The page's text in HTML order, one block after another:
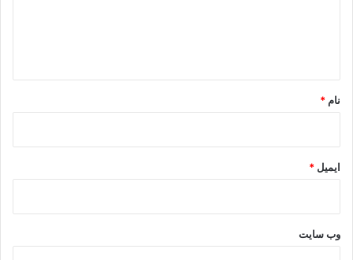
نام *
ایمیل *
وب‌ سایت